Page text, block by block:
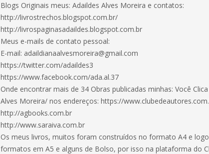
Blogs Originais meus: Adaildes Alves Moreira e contatos:
http://livrostrechos.blogspot.com.br/
http://livrospaginasadaildes.blogspot.com.br
Meus e-mails de contato pessoal:
E-mail: adaildianaalvesmoreira@gmail.com
https://twitter.com/adaildes3
https://www.facebook.com/ada.al.37
Onde encontrar mais de 34 Obras publicadas minhas: Você
Alves Moreira/ nos endereços: https://
http://agbooks.com.br
http://www.saraiva.com.br
Os meus livros, muitos foram construídos no formato A4 e
formatos em A5 e alguns de Bolso, por isso na plataforma do